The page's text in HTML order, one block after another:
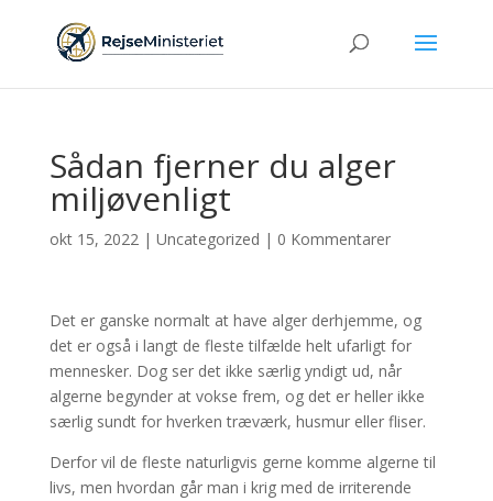
Sådan fjerner du alger
miljøvenligt
okt 15, 2022| Uncategorized | 0 Kommentarer
Det er ganske normalt at have alger derhjemme, og
det er også i langt de fleste tilfælde helt ufarligt for
mennesker. Dog ser det ikke særlig yndigt ud, når
algerne begynder at vokse frem, og det er heller ikke
særlig sundt for hverken træværk, husmur eller fliser.
Derfor vil de fleste naturligvis gerne komme algerne til
livs, men hvordan går man i krig med de irriterende